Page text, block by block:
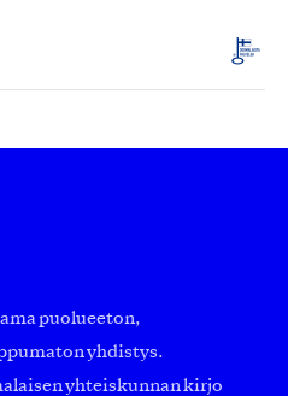
puolueeton,
yhdistys.
yhteiskunnan kirjo